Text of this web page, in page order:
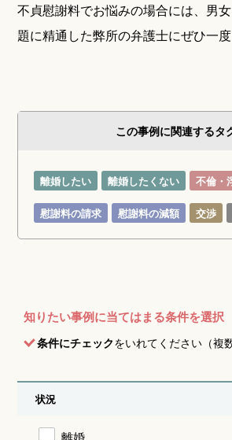
不貞慰謝料でお悩みの場合には、男
題に精通した弊所の弁護士にぜひ一度
この事例に関連するタ
離婚したい 離婚したくない 不倫・
慰謝料の請求 慰謝料の減額 交渉
知りたい事例に当てはまる条件を選択
条件にチェックをいれてください（複
状況
離婚